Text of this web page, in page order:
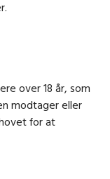
over 18 år, som
modtager eller
for at